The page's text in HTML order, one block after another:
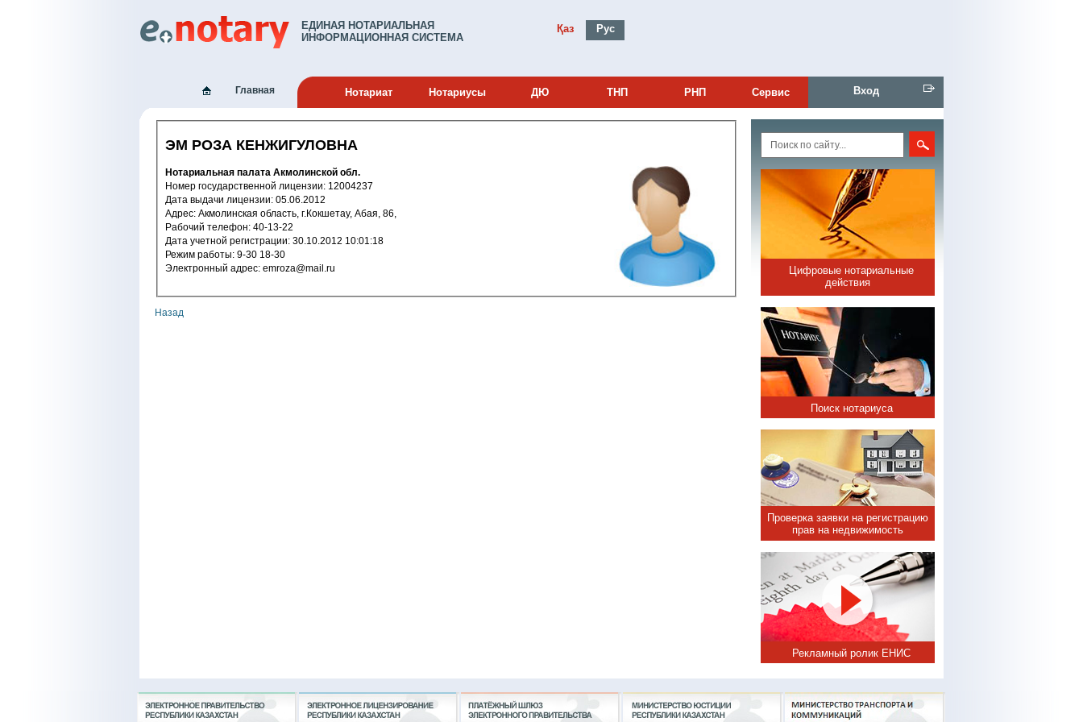
ЕДИНАЯ НОТАРИАЛЬНАЯ
ИНФОРМАЦИОННАЯ СИСТЕМА
Қаз Рус
Главная Нотариат Нотариусы ДЮ ТНП РНП Сервис Вход
ЭМ РОЗА КЕНЖИГУЛОВНА
Нотариальная палата Акмолинской обл.
Номер государственной лицензии: 12004237
Дата выдачи лицензии: 05.06.2012
Адрес: Акмолинская область, г.Кокшетау, Абая, 86,
Рабочий телефон: 40-13-22
Дата учетной регистрации: 30.10.2012 10:01:18
Режим работы: 9-30 18-30
Электронный адрес: emroza@mail.ru
Назад
Цифровые нотариальные
действия
Поиск нотариуса
Проверка заявки на регистрацию
прав на недвижимость
Рекламный ролик ЕНИС